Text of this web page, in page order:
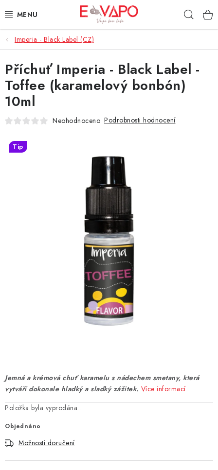
na
3D TISK
TIPY ZA DOBROU CENU
AROMATA A PŘÍCHUTĚ
BÁZE
E-LIQUIDY
ATOMIZÉRY A CARTRIDGE
PŘÍSLUŠENSTVÍ
Vše o nákupu Jak reklamovat či vrátit zboží
Kontakty
Prodejny Volná místa
Imperia - Black Label (CZ)
Jemná a krémová chuť karamelu s nádechem smetany, která
vytváří dokonale hladký a sladký zážitek. Více informací
Položka byla vyprodána…
Objednáno
Možnosti doručení
Příchuť Imperia - Black Label -
Toffee (karamelový bonbón)
10ml
Neohodnoceno Podrobnosti hodnocení
Tip